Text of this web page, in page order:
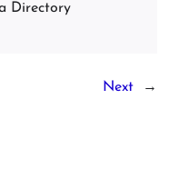
Directory
Next →